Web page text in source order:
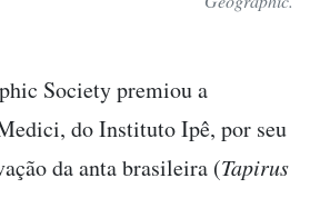
Society premiou a
do Instituto Ipê, por seu
da anta brasileira (Tapirus